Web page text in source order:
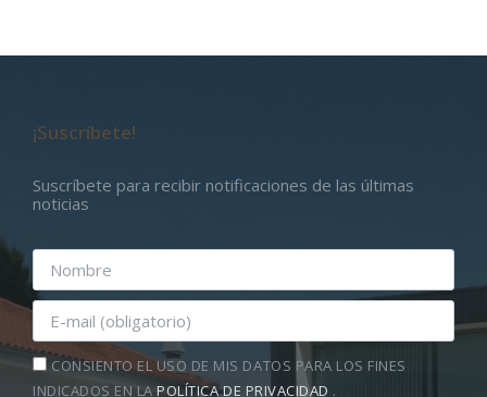
¡Suscríbete!
Suscríbete para recibir notificaciones de las últimas
noticias
CONSIENTO EL USO DE MIS DATOS PARA LOS FINES
INDICADOS EN LAPOLÍTICA DE PRIVACIDAD .